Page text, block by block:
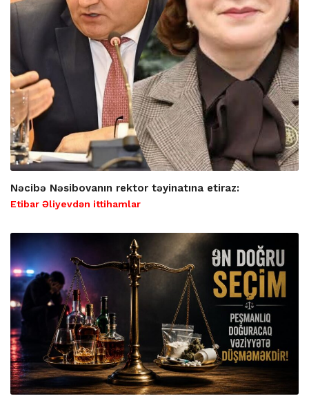
Nəcibə Nəsibovanın rektor təyinatına etiraz:
Etibar Əliyevdən ittihamlar